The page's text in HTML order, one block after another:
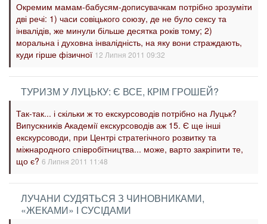
Окремим мамам-бабусям-дописувачкам потрібно зрозуміти
дві речі: 1) часи совіцького союзу, де не було сексу та
інвалідів, же минули більше десятка років тому; 2)
моральна і духовна інвалідність, на яку вони страждають,
куди гірше фізичної 12 Липня 2011 09:32
ТУРИЗМ У ЛУЦЬКУ: Є ВСЕ, КРІМ ГРОШЕЙ?
Так-так... і скільки ж то екскурсоводів потрібно на Луцьк?
Випускників Академії екскурсоводів аж 15. Є ще інші
екскурсоводи, при Центрі стратегічного розвитку та
міжнародного співробітництва... може, варто закріпити те,
що є? 6 Липня 2011 11:48
ЛУЧАНИ СУДЯТЬСЯ З ЧИНОВНИКАМИ,
«ЖЕКАМИ» І СУСІДАМИ